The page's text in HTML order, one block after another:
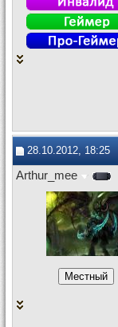
28.10.2012, 18:25
Arthur_mee